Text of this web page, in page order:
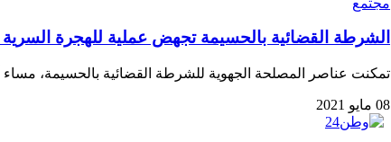
الشرطة القضائية بالحسيمة تجهض عملية للهجرة
تمكنت عناصر المصلحة الجهوية للشرطة القضائية بالحسيمة،
08 مايو 2021